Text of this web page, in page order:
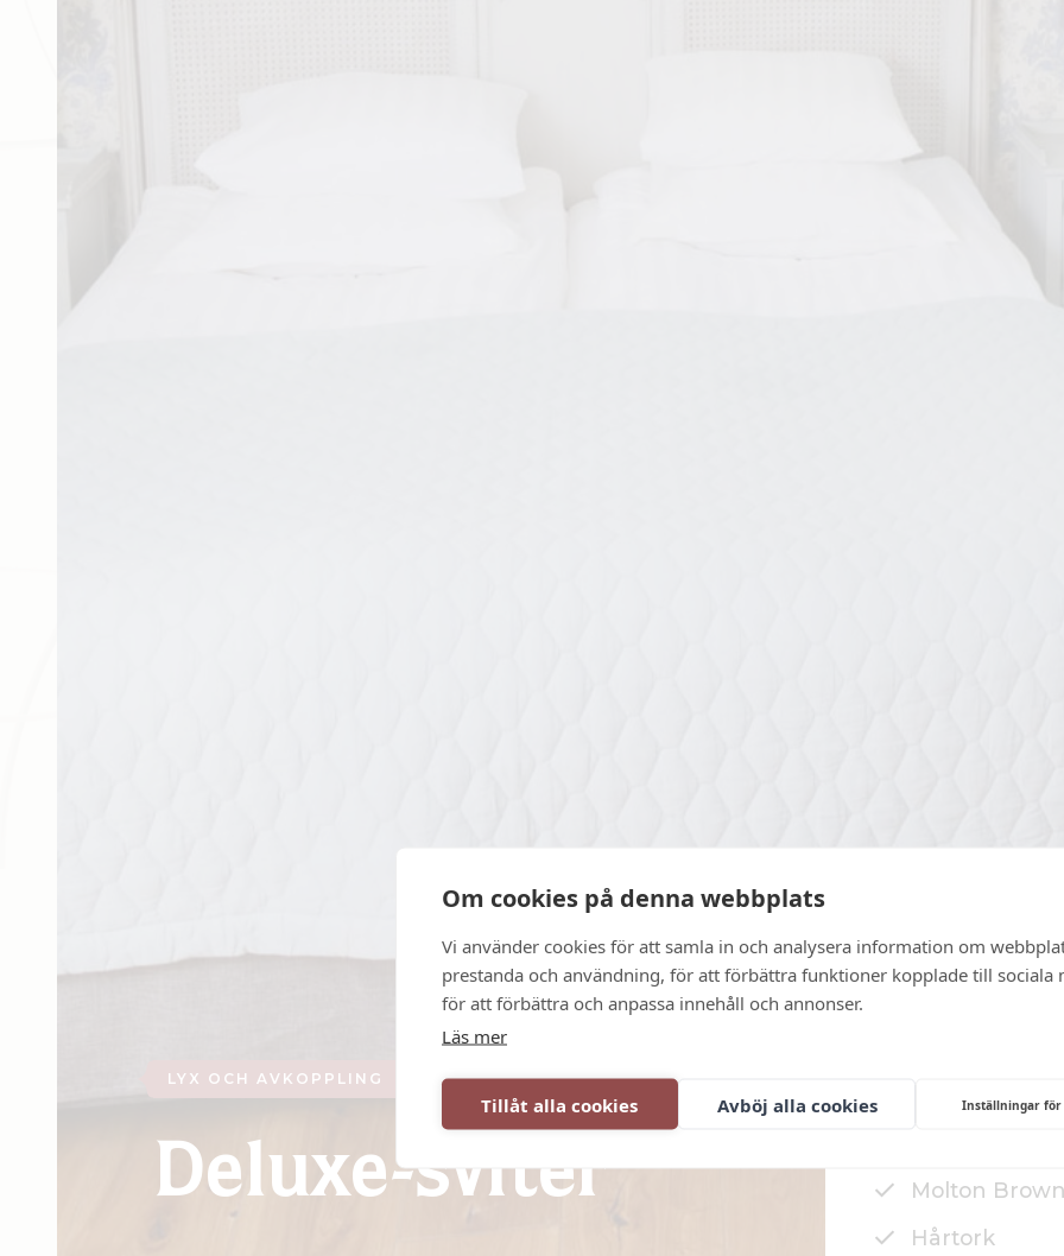
Om cookies på denna webbplats
Vi använder cookies för att samla in och analysera information om
prestanda och användning, för att förbättra funktioner kopplade till sociala
för att förbättra och anpassa innehåll och annonser.
Läs mer
Tillåt alla cookies Avböj alla cookies Inställningar för
Badkar och
Molton
Hårtork
LYX OCH AVKOPPLING
Deluxe-sviter